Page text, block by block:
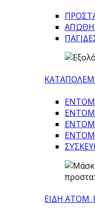
ΕΙΔΗ ΑΤΟΜ.